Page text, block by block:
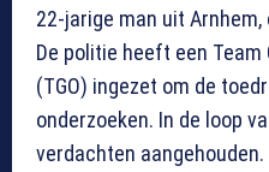
22-jarige man uit
De politie heeft een
(TGO) ingezet om de
onderzoeken. In de loop
verdachten aangehouden.